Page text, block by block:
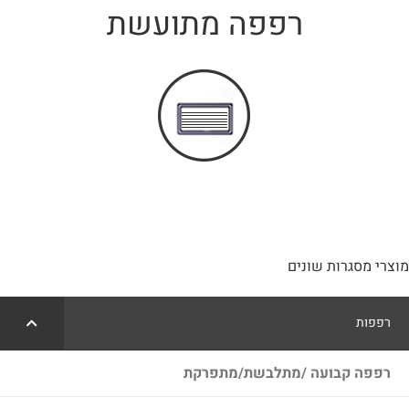
רפפה מתועשת
מוצרי מסגרות שונים
רפפות
רפפה קבועה /מתלבשת/מתפרקת